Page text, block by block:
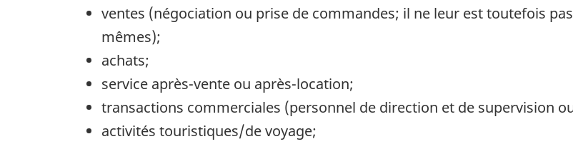
ventes (négociation ou prise de commandes; il ne leur est toutefois
mêmes);
achats;
service après-vente ou après-location;
transactions commerciales (personnel de direction et de supervision
activités touristiques/de voyage;